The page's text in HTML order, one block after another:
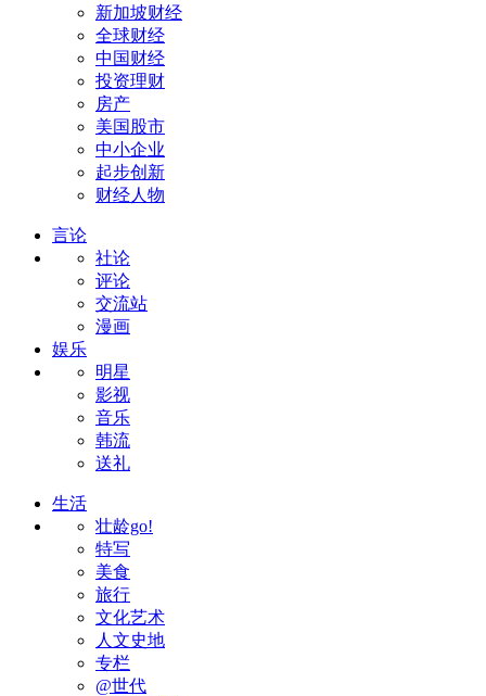
新加坡财经
全球财经
中国财经
投资理财
房产
美国股市
中小企业
起步创新
财经人物
言论
社论
评论
交流站
漫画
娱乐
明星
影视
音乐
韩流
送礼
生活
壮龄go!
特写
美食
旅行
文化艺术
人文史地
专栏
@世代